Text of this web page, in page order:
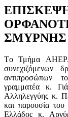
ΣΜΥΡΝΗΣ
Tο Τμήμα
συνεχιζόμενων
αντιπροσώπων
γραμματέα κ.
Αλληλεγγύης κ.
και παρουσία του
Ελλάδος κ.